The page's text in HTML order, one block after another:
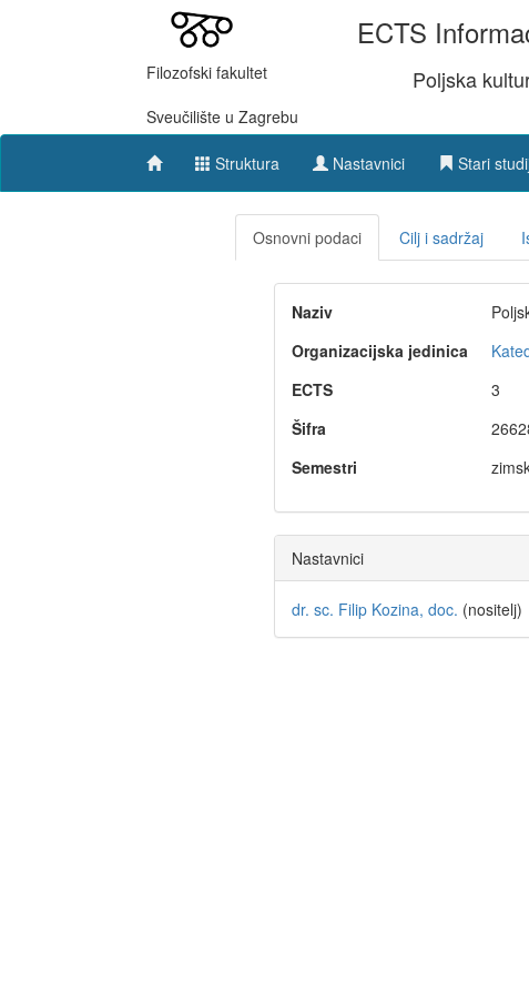
Filozofski fakultet
Sveučilište u Zagrebu
ECTS
Poljska
Struktura Nastavnici Stari
Osnovni podaci Cilj i sadržaj
Naziv
Organizacijska jedinica
ECTS
3
Šifra
Semestri
Nastavnici
dr. sc. Filip Kozina, doc. (nositelj)